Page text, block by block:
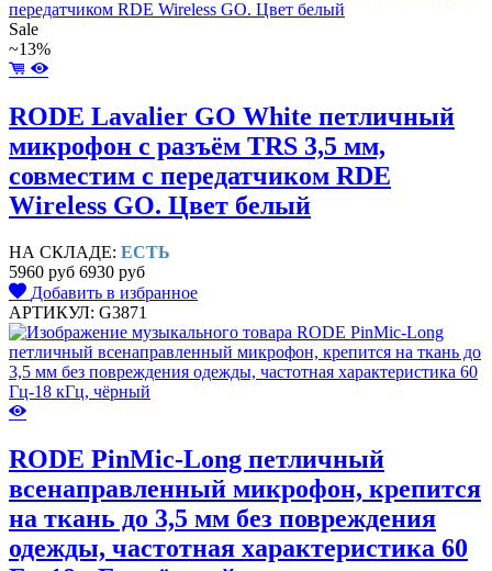
Sale
~13%
RODE Lavalier GO White петличный
микрофон c разъём TRS 3,5 мм,
совместим с передатчиком RDE
Wireless GO. Цвет белый
НА СКЛАДЕ: ЕСТЬ
5960 руб 6930 руб
Добавить в избранное
АРТИКУЛ: G3871
RODE PinMic-Long петличный
всенаправленный микрофон, крепится
на ткань до 3,5 мм без повреждения
одежды, частотная характеристика 60